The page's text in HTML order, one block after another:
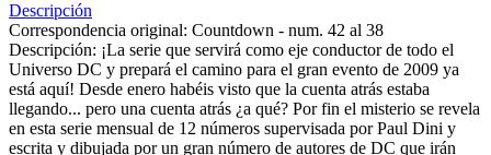
Descripción
Correspondencia original: Countdown - num. 42 al 38
Descripción: ¡La serie que servirá como eje conductor de todo el
Universo DC y prepará el camino para el gran evento de 2009 ya
está aquí! Desde enero habéis visto que la cuenta atrás estaba
llegando... pero una cuenta atrás ¿a qué? Por fin el misterio se revela
en esta serie mensual de 12 números supervisada por Paul Dini y
escrita y dibujada por un gran número de autores de DC que irán